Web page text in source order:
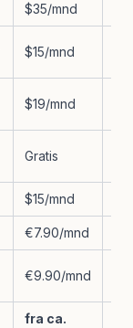
$35/mnd
$15/mnd
$19/mnd
Gratis
$15/mnd
€7.90/mnd
€9.90/mnd
fra ca.